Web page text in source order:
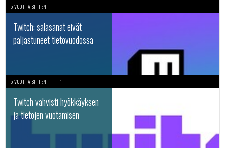
5 VUOTTA SITTEN
Twitch: salasanat eivät
paljastuneet tietovuodossa
5 VUOTTA SITTEN 1
Twitch vahvisti hyökkäyksen
ja tietojen vuotamisen